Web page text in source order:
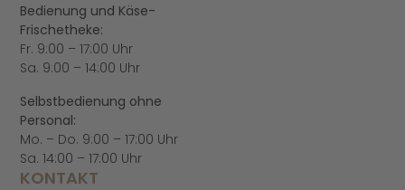
KONTAKT
Bedienung und Käse-
Frischetheke:
Fr. 9:00 – 17:00 Uhr
Sa. 9:00 – 14:00 Uhr
Selbstbedienung ohne
Personal:
Mo. – Do. 9:00 – 17:00 Uhr
Sa. 14:00 – 17:00 Uhr